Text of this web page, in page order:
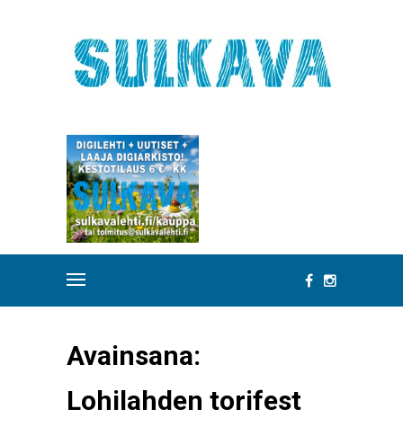
Avainsana:
Lohilahden torifest